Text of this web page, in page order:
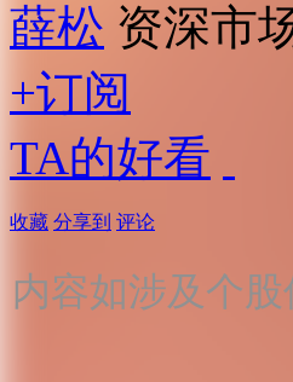
薛松 资深市
+订阅
TA的好看
收藏 分享到 评论
内容如涉及个